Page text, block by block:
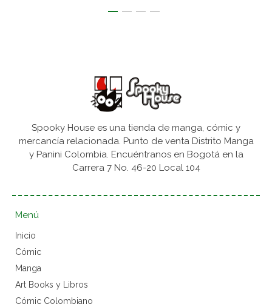
Spooky House es una tienda de manga, cómic y
mercancía relacionada. Punto de venta Distrito Manga
y Panini Colombia. Encuéntranos en Bogotá en la
Carrera 7 No. 46-20 Local 104
Menú
Inicio
Cómic
Manga
Art Books y Libros
Cómic Colombiano